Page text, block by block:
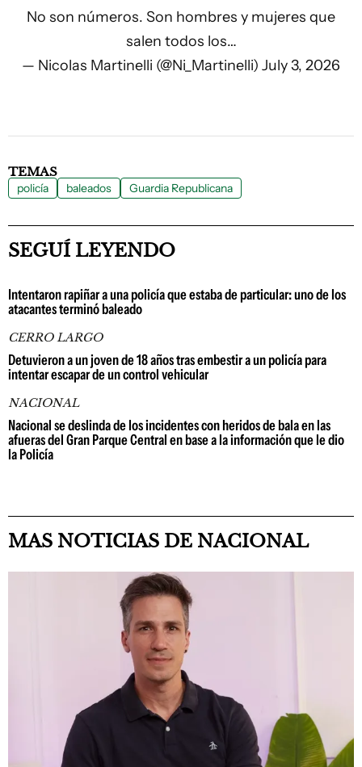
No son números. Son hombres y mujeres que
salen todos los…
— Nicolas Martinelli (@Ni_Martinelli) July 3, 2026
TEMAS
policía baleados Guardia Republicana
SEGUÍ LEYENDO
Intentaron rapiñar a una policía que estaba de particular: uno de los
atacantes terminó baleado
CERRO LARGO
Detuvieron a un joven de 18 años tras embestir a un policía para
intentar escapar de un control vehicular
NACIONAL
Nacional se deslinda de los incidentes con heridos de bala en las
afueras del Gran Parque Central en base a la información que le dio
la Policía
MAS NOTICIAS DE NACIONAL